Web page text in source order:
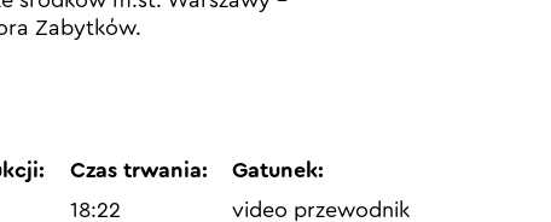
Zabytków.
Czas trwania:
18:22
Gatunek:
video przewodnik